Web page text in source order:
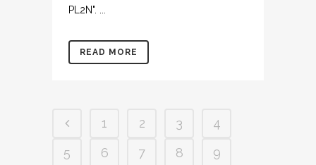
PL2N". ...
READ MORE
1 2 3
4
5
6 7 8
9